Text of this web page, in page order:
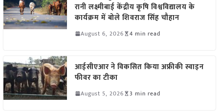
रानी लक्ष्मीबाई केंद्रीय कृषि विश्वविद्यालय के
कार्यक्रम में बोले शिवराज सिंह चौहान
August 6, 2026 4 min read
आईसीएआर ने विकसित किया अफ्रीकी स्वाइन
फीवर का टीका
August 5, 2026 3 min read